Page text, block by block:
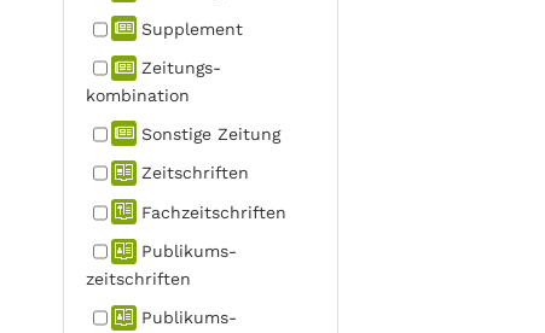
Supplement
Zeitungs­
kombination
Sonstige Zeitung
Zeitschriften
Fachzeit­schriften
Publikums­
zeitschriften
Publikums­